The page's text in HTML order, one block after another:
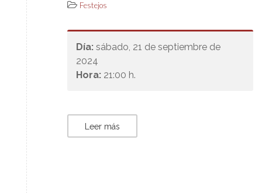
Festejos
Día: sábado, 21 de septiembre de
2024
Hora: 21:00 h.
Leer más